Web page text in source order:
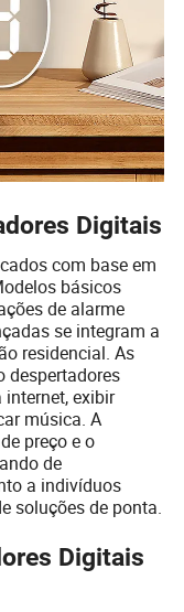
Digitais
com base em
básicos
de alarme
se integram a
residencial. As
despertadores
internet, exibir
música. A
preço e o
de
a indivíduos
soluções de ponta.
Digitais